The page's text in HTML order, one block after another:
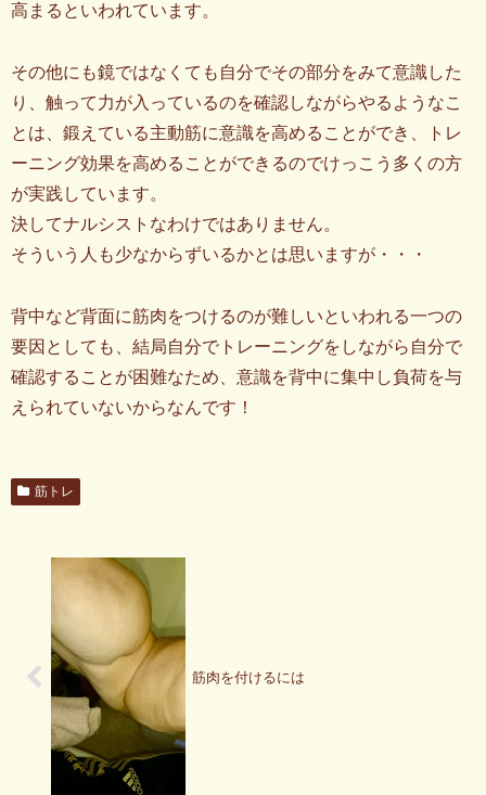
高まるといわれています。
その他にも鏡ではなくても自分でその部分をみて意識した
り、触って力が入っているのを確認しながらやるようなこ
とは、鍛えている主動筋に意識を高めることができ、トレ
ーニング効果を高めることができるのでけっこう多くの方
が実践しています。
決してナルシストなわけではありません。
そういう人も少なからずいるかとは思いますが・・・
背中など背面に筋肉をつけるのが難しいといわれる一つの
要因としても、結局自分でトレーニングをしながら自分で
確認することが困難なため、意識を背中に集中し負荷を与
えられていないからなんです！
筋トレ
筋肉を付けるには